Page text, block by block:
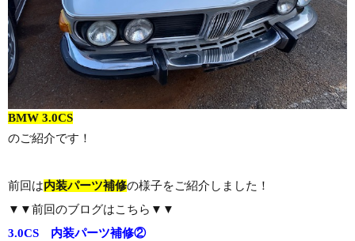
BMW 3.0CS
のご紹介です！
前回は内装パーツ補修の様子をご紹介しました！
▼▼前回のブログはこちら▼▼
3.0CS 内装パーツ補修②